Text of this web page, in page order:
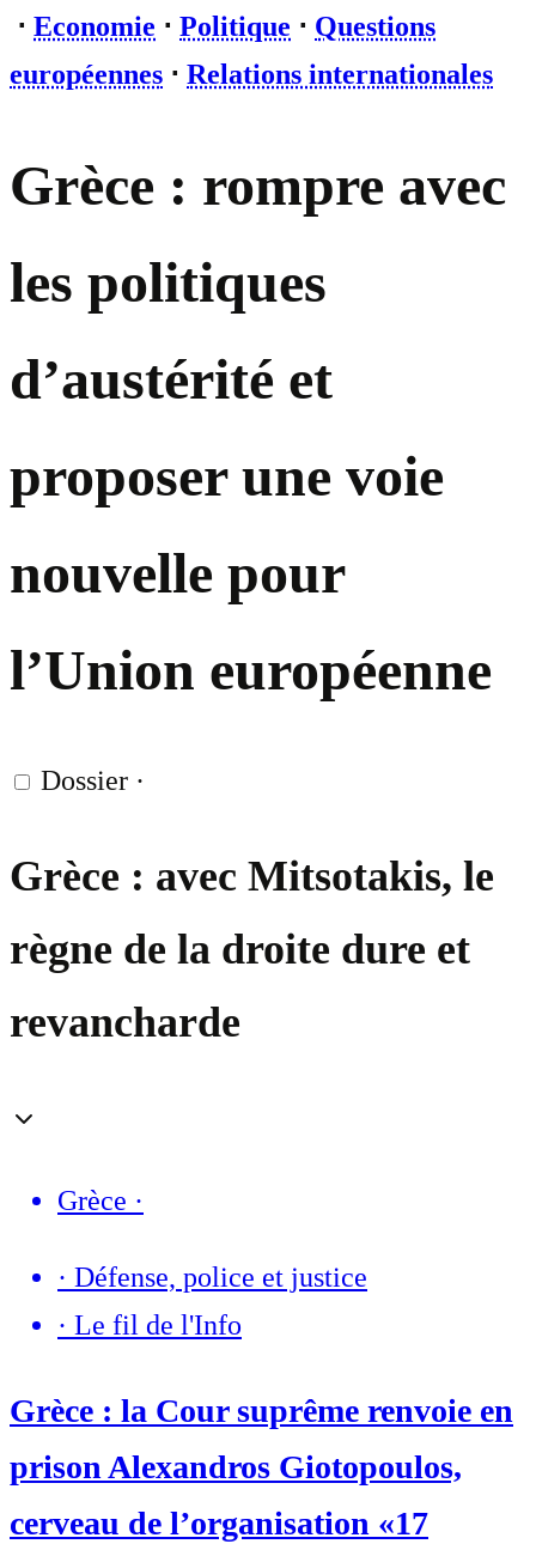
⋅ Economie ⋅ Politique ⋅ Questions
européennes ⋅ Relations internationales
Grèce : rompre avec
les politiques
d’austérité et
proposer une voie
nouvelle pour
l’Union européenne
Dossier ·
Grèce : avec Mitsotakis, le
règne de la droite dure et
revancharde
Grèce ·
· Défense, police et justice
· Le fil de l'Info
Grèce : la Cour suprême renvoie en
prison Alexandros Giotopoulos,
cerveau de l’organisation «17